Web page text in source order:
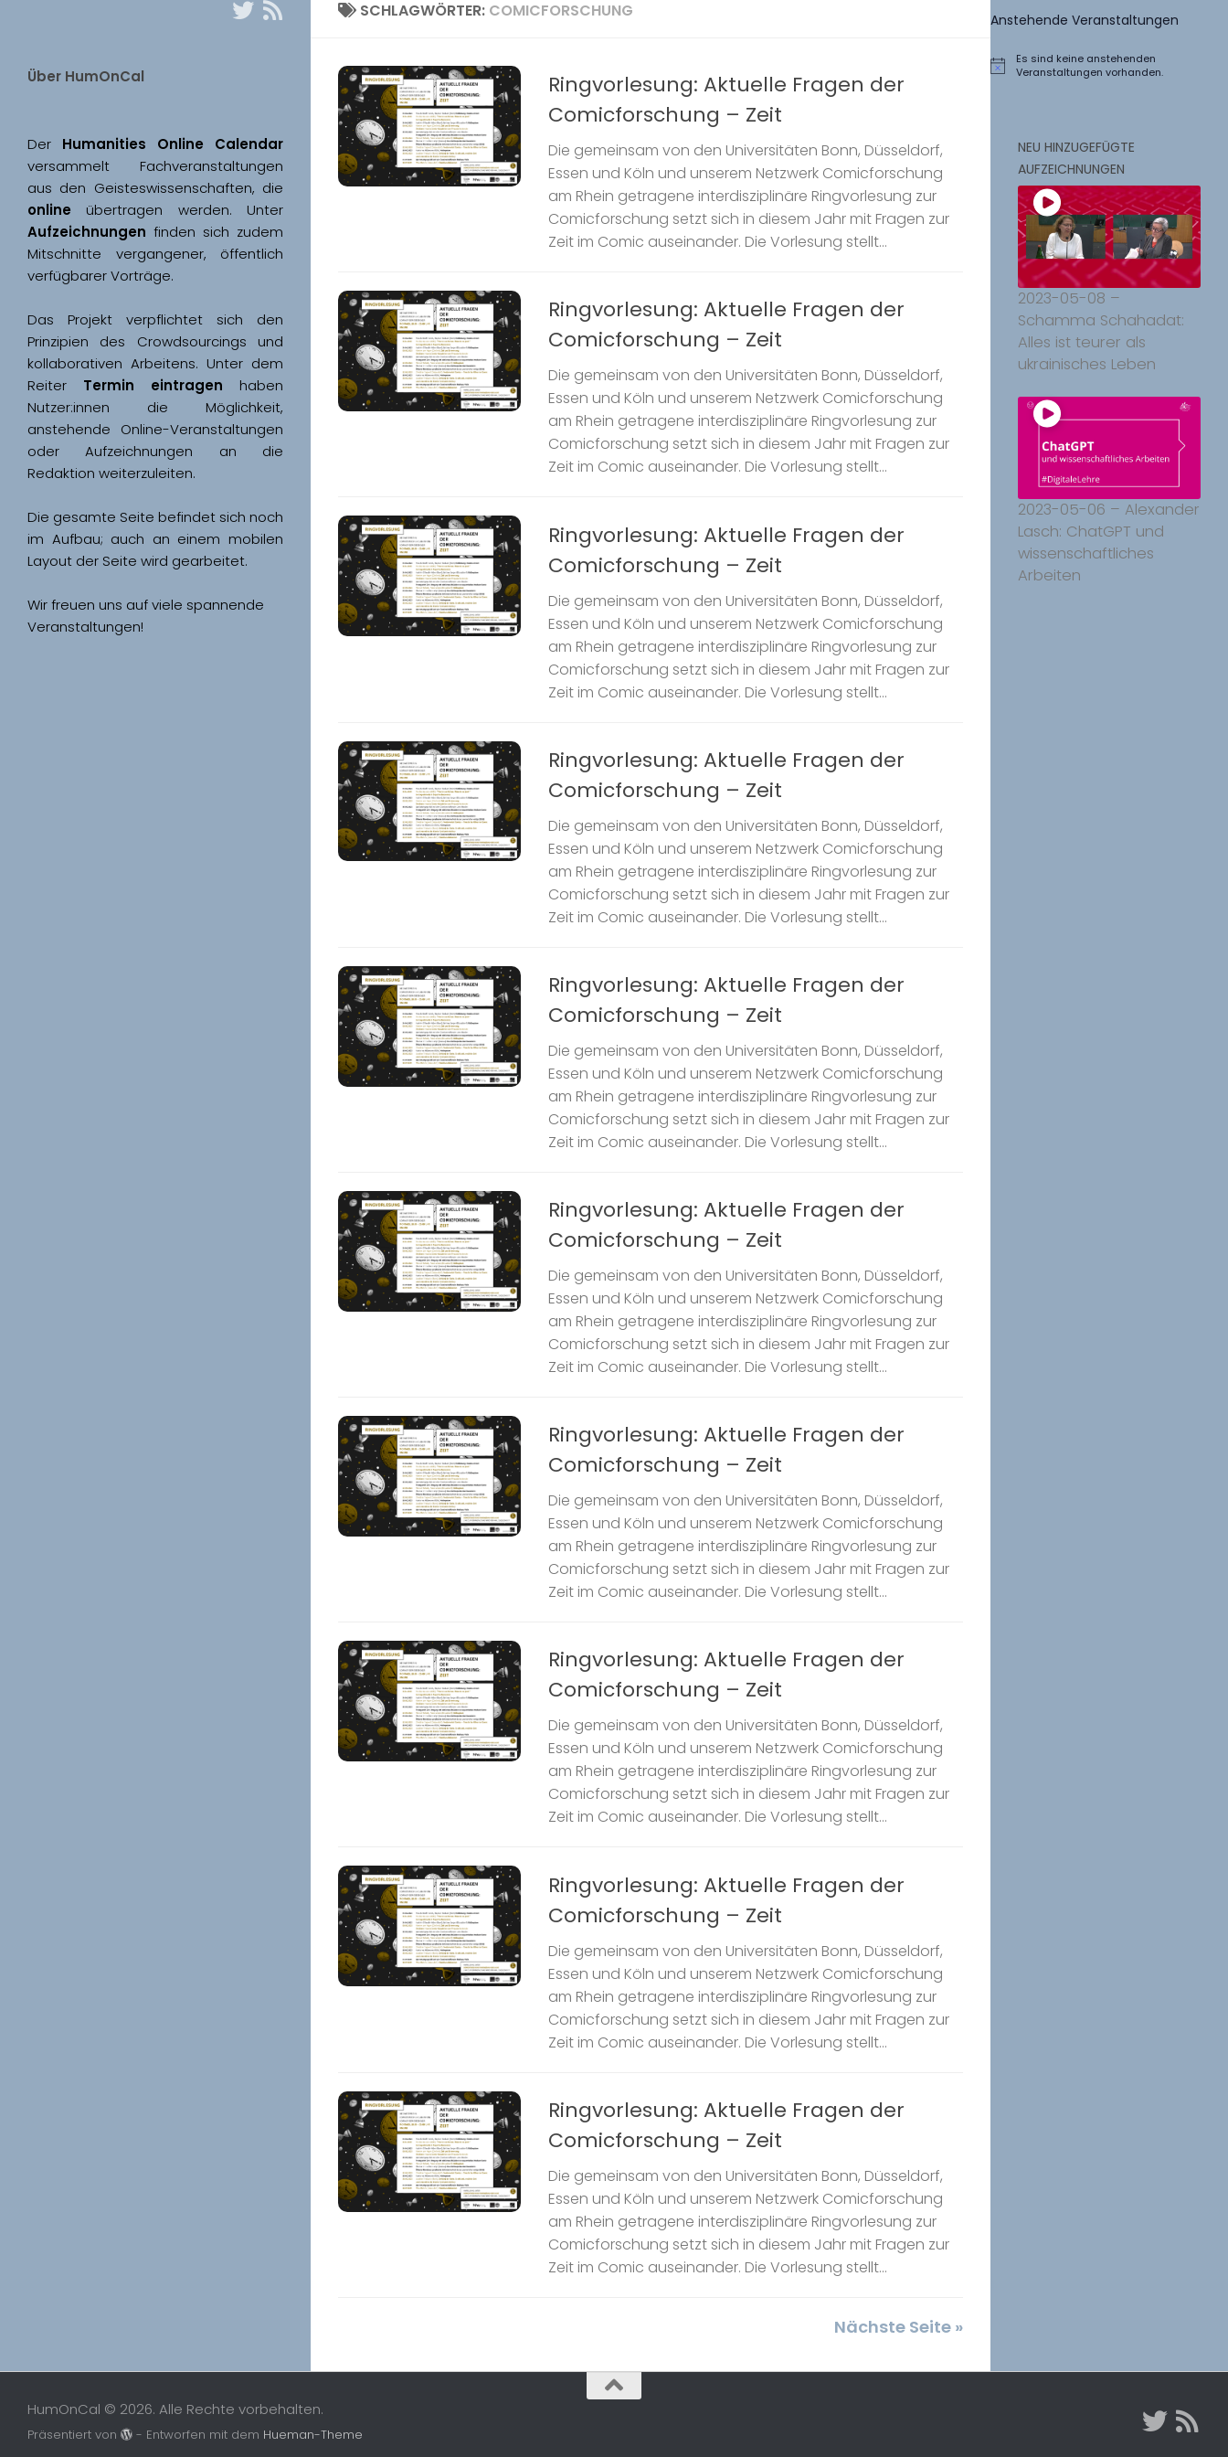
SCHLAGWÖRTER: COMICFORSCHUNG
Ringvorlesung: Aktuelle Fragen der
Comicforschung – Zeit
Die gemeinsam von den Universitäten Bonn, Düsseldorf,
Essen und Köln und unserem Netzwerk Comicforschung
am Rhein getragene interdisziplinäre Ringvorlesung zur
Comicforschung setzt sich in diesem Jahr mit Fragen zur
Zeit im Comic auseinander. Die Vorlesung stellt...
Ringvorlesung: Aktuelle Fragen der
Comicforschung – Zeit
Die gemeinsam von den Universitäten Bonn, Düsseldorf,
Essen und Köln und unserem Netzwerk Comicforschung
am Rhein getragene interdisziplinäre Ringvorlesung zur
Comicforschung setzt sich in diesem Jahr mit Fragen zur
Zeit im Comic auseinander. Die Vorlesung stellt...
Ringvorlesung: Aktuelle Fragen der
Comicforschung – Zeit
Die gemeinsam von den Universitäten Bonn, Düsseldorf,
Essen und Köln und unserem Netzwerk Comicforschung
am Rhein getragene interdisziplinäre Ringvorlesung zur
Comicforschung setzt sich in diesem Jahr mit Fragen zur
Zeit im Comic auseinander. Die Vorlesung stellt...
Ringvorlesung: Aktuelle Fragen der
Comicforschung – Zeit
Die gemeinsam von den Universitäten Bonn, Düsseldorf,
Essen und Köln und unserem Netzwerk Comicforschung
am Rhein getragene interdisziplinäre Ringvorlesung zur
Comicforschung setzt sich in diesem Jahr mit Fragen zur
Zeit im Comic auseinander. Die Vorlesung stellt...
Ringvorlesung: Aktuelle Fragen der
Comicforschung – Zeit
Die gemeinsam von den Universitäten Bonn, Düsseldorf,
Essen und Köln und unserem Netzwerk Comicforschung
am Rhein getragene interdisziplinäre Ringvorlesung zur
Comicforschung setzt sich in diesem Jahr mit Fragen zur
Zeit im Comic auseinander. Die Vorlesung stellt...
Ringvorlesung: Aktuelle Fragen der
Comicforschung – Zeit
Die gemeinsam von den Universitäten Bonn, Düsseldorf,
Essen und Köln und unserem Netzwerk Comicforschung
am Rhein getragene interdisziplinäre Ringvorlesung zur
Comicforschung setzt sich in diesem Jahr mit Fragen zur
Zeit im Comic auseinander. Die Vorlesung stellt...
Ringvorlesung: Aktuelle Fragen der
Comicforschung – Zeit
Die gemeinsam von den Universitäten Bonn, Düsseldorf,
Essen und Köln und unserem Netzwerk Comicforschung
am Rhein getragene interdisziplinäre Ringvorlesung zur
Comicforschung setzt sich in diesem Jahr mit Fragen zur
Zeit im Comic auseinander. Die Vorlesung stellt...
Ringvorlesung: Aktuelle Fragen der
Comicforschung – Zeit
Die gemeinsam von den Universitäten Bonn, Düsseldorf,
Essen und Köln und unserem Netzwerk Comicforschung
am Rhein getragene interdisziplinäre Ringvorlesung zur
Comicforschung setzt sich in diesem Jahr mit Fragen zur
Zeit im Comic auseinander. Die Vorlesung stellt...
Ringvorlesung: Aktuelle Fragen der
Comicforschung – Zeit
Die gemeinsam von den Universitäten Bonn, Düsseldorf,
Essen und Köln und unserem Netzwerk Comicforschung
am Rhein getragene interdisziplinäre Ringvorlesung zur
Comicforschung setzt sich in diesem Jahr mit Fragen zur
Zeit im Comic auseinander. Die Vorlesung stellt...
Ringvorlesung: Aktuelle Fragen der
Comicforschung – Zeit
Die gemeinsam von den Universitäten Bonn, Düsseldorf,
Essen und Köln und unserem Netzwerk Comicforschung
am Rhein getragene interdisziplinäre Ringvorlesung zur
Comicforschung setzt sich in diesem Jahr mit Fragen zur
Zeit im Comic auseinander. Die Vorlesung stellt...
Nächste Seite »
Über HumOnCal
Der
versammelt Fachveranstaltungen
online
Aufzeichnungen finden sich zudem
Mitschnitte vergangener, öffentlich
Das Projekt verpflichtet sich den
Prinzipien des Crowdsourcings und
kollaborativen Arbeitens. Unter dem
Reiter Termin eintragen haben
Nutzer:innen die Möglichkeit,
anstehende Online-Veranstaltungen
oder Aufzeichnungen an die
Redaktion weiterzuleiten.
Die gesamte Seite befindet sich noch
im Aufbau; auch an einem mobilen
Wir freuen uns auf viele spannende
Veranstaltungen!
Anstehende Veranstaltungen
Hinweis
Es sind keine anstehenden
Veranstaltungen vorhanden.
NEU HINZUGEFÜGTE
AUFZEICHNUNGEN
2023-05-08 –
Schamma Schahadat:
Alles ist teurer als
ukrainisches Leben
2023-05-06 – Alexander
Lasch: ChatGPT und
wissenschaftliches
Arbeiten
HumOnCal © 2026. Alle Rechte vorbehalten.
Präsentiert von - Entworfen mit dem Hueman-Theme